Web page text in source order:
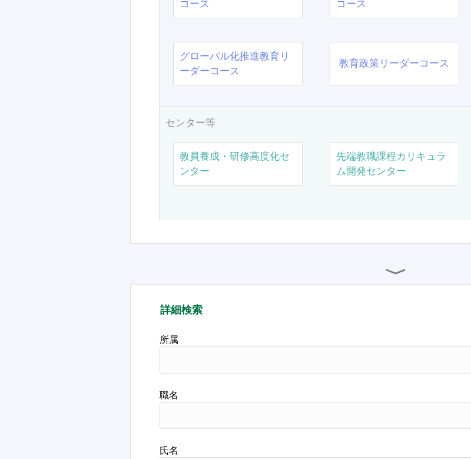
コース
コース
グローバル化推進教育リ
ーダーコース
教育政策リーダーコース
センター等
教員養成・研修高度化セ
ンター
先端教職課程カリキュラ
ム開発センター
詳細検索
所属
職名
氏名